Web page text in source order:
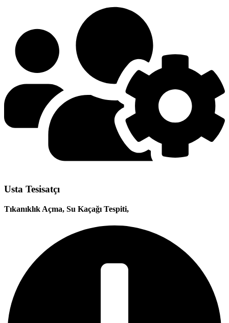
Usta Tesisatçı
Tıkanıklık Açma, Su Kaçağı Tespiti,